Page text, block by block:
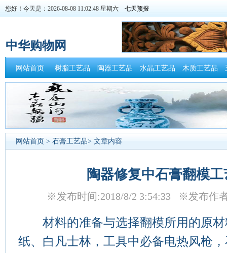
您好！今天是：2026-08-08 11:02:48 星期六
中华购物网
网站首页 树脂工艺品 陶器工艺品 水晶工艺品 木质工艺品
网站首页 > 石膏工艺品> 文章内容
陶器修复中石膏翻模
※发布时间:2018/8/2 3:54:33 ※发布作
材料的准备与选择翻模所用的原材
纸、白凡士林，工具中必备电热风枪